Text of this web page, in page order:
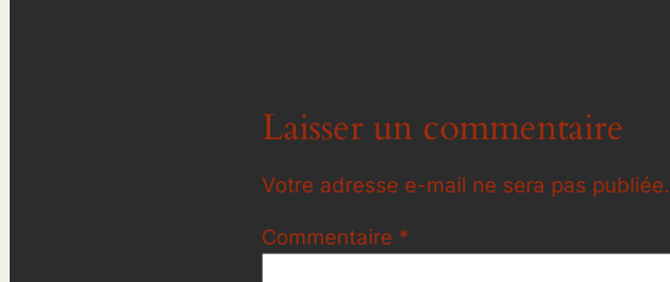
Laisser un commentaire
Votre adresse e-mail ne sera pas publiée.
Commentaire *